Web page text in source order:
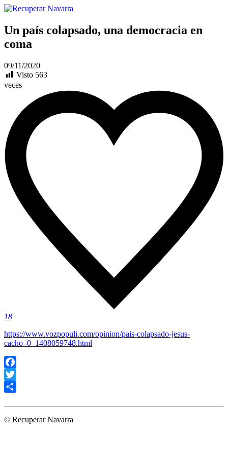
Un país colapsado, una democracia en
coma
09/11/2020
Visto 563
veces
18
https://www.vozpopuli.com/opinion/pais-colapsado-jesus-
cacho_0_1408059748.html
Facebook
Twitter
© Recuperar Navarra